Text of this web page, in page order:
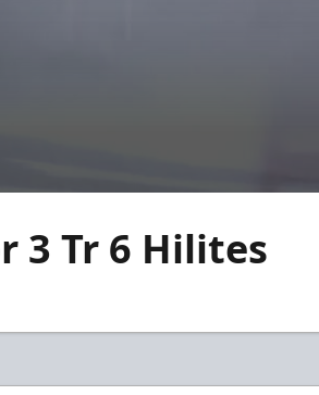
3 Tr 6 Hilites